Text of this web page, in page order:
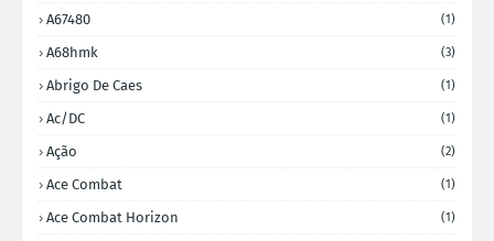
A67480 (1)
A68hmk (3)
Abrigo De Caes (1)
Ac/DC (1)
Ação (2)
Ace Combat (1)
Ace Combat Horizon (1)